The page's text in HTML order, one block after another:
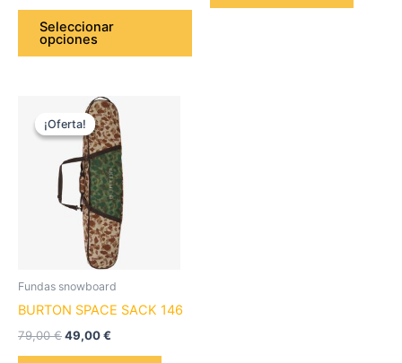
Seleccionar
opciones
¡Oferta!
¡Oferta!
Fundas snowboard
BURTON SPACE SACK 146
79,00€
precio
original
era:
79,00 €.
49,00€
El
precio
actual
es:
49,00 €.